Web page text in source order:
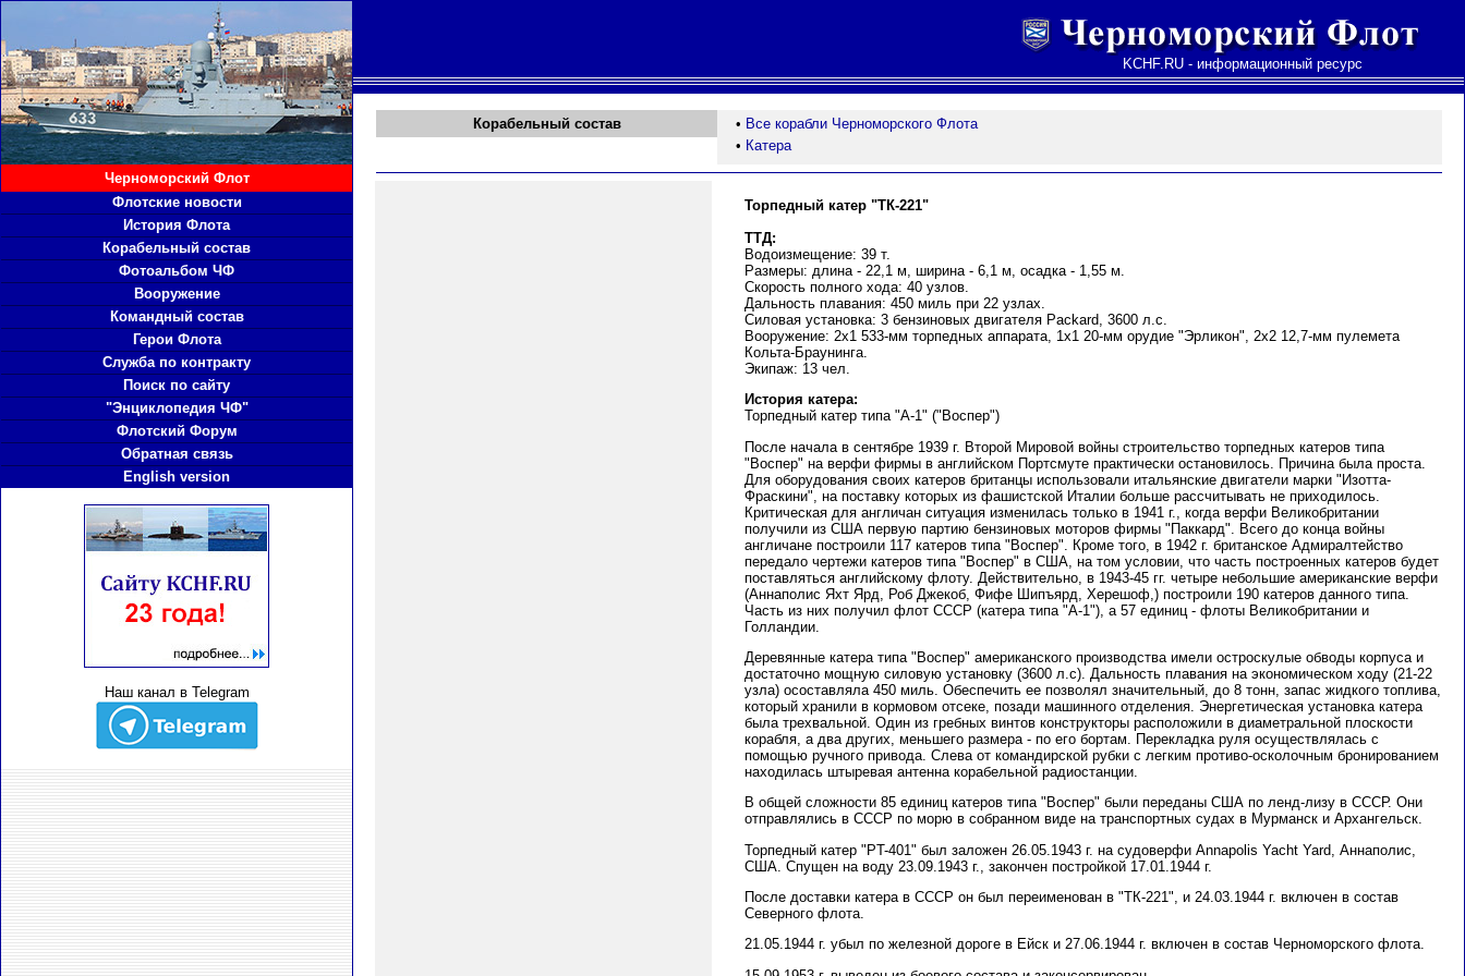
Черноморский Флот
Флотские новости
История Флота
Корабельный состав
Фотоальбом ЧФ
Вооружение
Командный состав
Герои Флота
Служба по контракту
Поиск по сайту
"Энциклопедия ЧФ"
Флотский Форум
Обратная связь
English version
Наш канал в Telegram
KCHF.RU - информационный ресурс
Корабельный состав • Все корабли Черноморского Флота
• Катера
Торпедный катер "ТК-221"
ТТД:
Водоизмещение: 39 т.
Размеры: длина - 22,1 м, ширина - 6,1 м, осадка - 1,55 м.
Скорость полного хода: 40 узлов.
Дальность плавания: 450 миль при 22 узлах.
Силовая установка: 3 бензиновых двигателя Packard, 3600 л.с.
Вооружение: 2х1 533-мм торпедных аппарата, 1х1 20-мм орудие "Эрликон", 2х2 12,7-мм пулемета
Кольта-Браунинга.
Экипаж: 13 чел.
История катера:
Торпедный катер типа "А-1" ("Воспер")
После начала в сентябре 1939 г. Второй Мировой войны строительство торпедных катеров типа
"Воспер" на верфи фирмы в английском Портсмуте практически остановилось. Причина была проста.
Для оборудования своих катеров британцы использовали итальянские двигатели марки "Изотта-
Фраскини", на поставку которых из фашистской Италии больше рассчитывать не приходилось.
Критическая для англичан ситуация изменилась только в 1941 г., когда верфи Великобритании
получили из США первую партию бензиновых моторов фирмы "Паккард". Всего до конца войны
англичане построили 117 катеров типа "Воспер". Кроме того, в 1942 г. британское Адмиралтейство
передало чертежи катеров типа "Воспер" в США, на том условии, что часть построенных катеров будет
поставляться английскому флоту. Действительно, в 1943-45 гг. четыре небольшие американские верфи
(Аннаполис Яхт Ярд, Роб Джекоб, Фифе Шипъярд, Херешоф,) построили 190 катеров данного типа.
Часть из них получил флот СССР (катера типа "А-1"), а 57 единиц - флоты Великобритании и
Голландии.
Деревянные катера типа "Воспер" американского производства имели остроскулые обводы корпуса и
достаточно мощную силовую установку (3600 л.с). Дальность плавания на экономическом ходу (21-22
узла) осоставляла 450 миль. Обеспечить ее позволял значительный, до 8 тонн, запас жидкого топлива,
который хранили в кормовом отсеке, позади машинного отделения. Энергетическая установка катера
была трехвальной. Один из гребных винтов конструкторы расположили в диаметральной плоскости
корабля, а два других, меньшего размера - по его бортам. Перекладка руля осуществлялась с
помощью ручного привода. Слева от командирской рубки с легким противо-осколочным бронированием
находилась штыревая антенна корабельной радиостанции.
В общей сложности 85 единиц катеров типа "Воспер" были переданы США по ленд-лизу в СССР. Они
отправлялись в СССР по морю в собранном виде на транспортных судах в Мурманск и Архангельск.
Торпедный катер "PT-401" был заложен 26.05.1943 г. на судоверфи Annapolis Yacht Yard, Аннаполис,
США. Спущен на воду 23.09.1943 г., закончен постройкой 17.01.1944 г.
После доставки катера в СССР он был переименован в "ТК-221", и 24.03.1944 г. включен в состав
Северного флота.
21.05.1944 г. убыл по железной дороге в Ейск и 27.06.1944 г. включен в состав Черноморского флота.